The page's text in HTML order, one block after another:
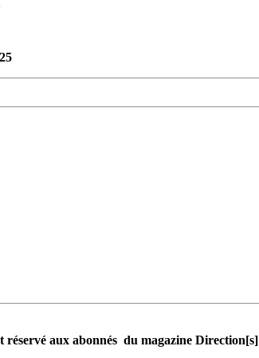
aux abonnés du magazine Direction[s]